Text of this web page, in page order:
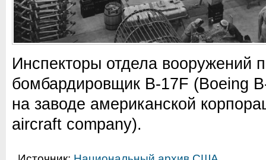
Инспекторы отдела вооружений
бомбардировщик B-17F (Boeing
на заводе американской
aircraft company).